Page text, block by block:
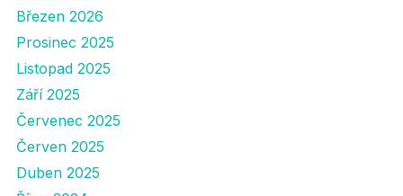
Březen 2026
Prosinec 2025
Listopad 2025
Září 2025
Červenec 2025
Červen 2025
Duben 2025